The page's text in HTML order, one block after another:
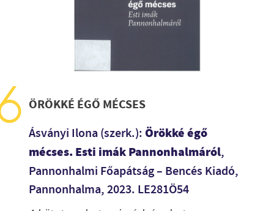
ÖRÖKKÉ ÉGŐ MÉCSES
Ásványi Ilona (szerk.):Örökké égő
mécses. Esti imák Pannonhalmáról,
Pannonhalmi Főapátság – Bencés Kiadó,
Pannonhalma, 2023. LE281Ö54